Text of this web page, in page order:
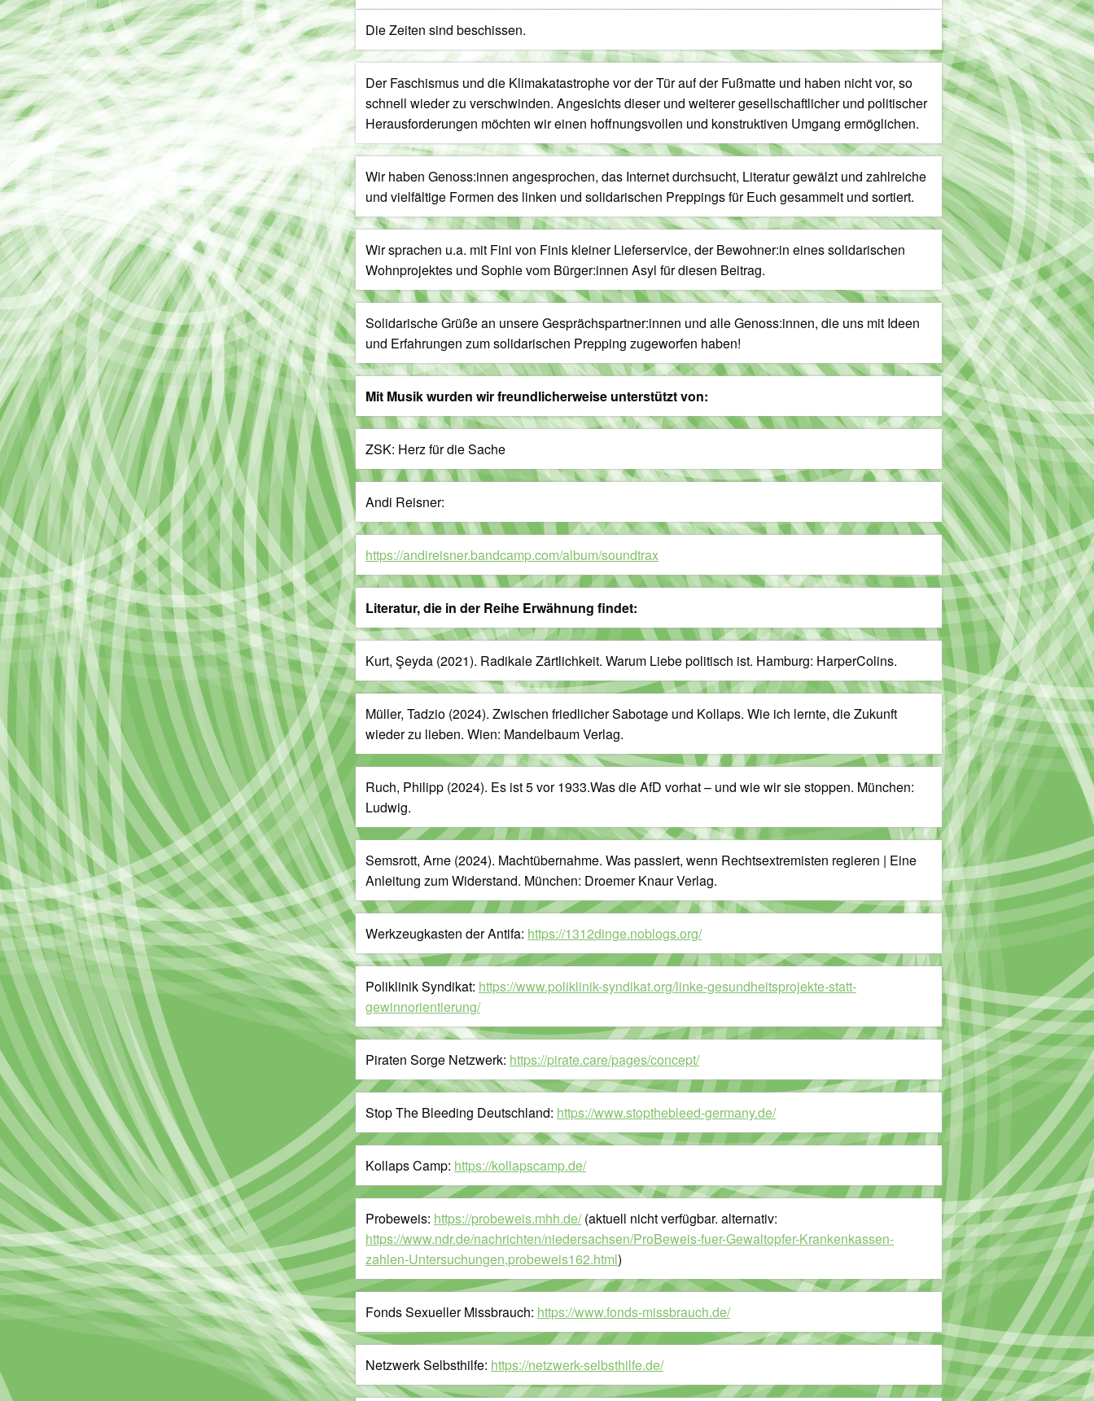
Lautstärke
zu
regeln.
Die Zeiten sind beschissen.
Der Faschismus und die Klimakatastrophe vor der Tür auf der Fußmatte und haben nicht vor, so
schnell wieder zu verschwinden. Angesichts dieser und weiterer gesellschaftlicher und politischer
Herausforderungen möchten wir einen hoffnungsvollen und konstruktiven Umgang ermöglichen.
Wir haben Genoss:innen angesprochen, das Internet durchsucht, Literatur gewälzt und zahlreiche
und vielfältige Formen des linken und solidarischen Preppings für Euch gesammelt und sortiert.
Wir sprachen u.a. mit Fini von Finis kleiner Lieferservice, der Bewohner:in eines solidarischen
Wohnprojektes und Sophie vom Bürger:innen Asyl für diesen Beitrag.
Solidarische Grüße an unsere Gesprächspartner:innen und alle Genoss:innen, die uns mit Ideen
und Erfahrungen zum solidarischen Prepping zugeworfen haben!
Mit Musik wurden wir freundlicherweise unterstützt von:
ZSK: Herz für die Sache
Andi Reisner:
https://andireisner.bandcamp.com/album/soundtrax
Literatur, die in der Reihe Erwähnung findet:
Kurt, Şeyda (2021). Radikale Zärtlichkeit. Warum Liebe politisch ist. Hamburg: HarperColins.
Müller, Tadzio (2024). Zwischen friedlicher Sabotage und Kollaps. Wie ich lernte, die Zukunft
wieder zu lieben. Wien: Mandelbaum Verlag.
Ruch, Philipp (2024). Es ist 5 vor 1933.Was die AfD vorhat – und wie wir sie stoppen. München:
Ludwig.
Semsrott, Arne (2024). Machtübernahme. Was passiert, wenn Rechtsextremisten regieren | Eine
Anleitung zum Widerstand. München: Droemer Knaur Verlag.
Werkzeugkasten der Antifa: https://1312dinge.noblogs.org/
Poliklinik Syndikat: https://www.poliklinik-syndikat.org/linke-gesundheitsprojekte-statt-
gewinnorientierung/
Piraten Sorge Netzwerk: https://pirate.care/pages/concept/
Stop The Bleeding Deutschland: https://www.stopthebleed-germany.de/
Kollaps Camp: https://kollapscamp.de/
Probeweis: https://probeweis.mhh.de/(aktuell nicht verfügbar. alternativ:
https://www.ndr.de/nachrichten/niedersachsen/ProBeweis-fuer-Gewaltopfer-Krankenkassen-
zahlen-Untersuchungen,probeweis162.html)
Fonds Sexueller Missbrauch: https://www.fonds-missbrauch.de/
Netzwerk Selbsthilfe: https://netzwerk-selbsthilfe.de/